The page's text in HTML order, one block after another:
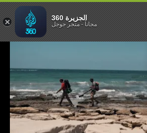
الجزء 7
الجزيرة 360
مجاناً-متجر جوجل